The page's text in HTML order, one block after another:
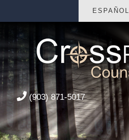
ESPAÑOL
(903) 871-5017
Home